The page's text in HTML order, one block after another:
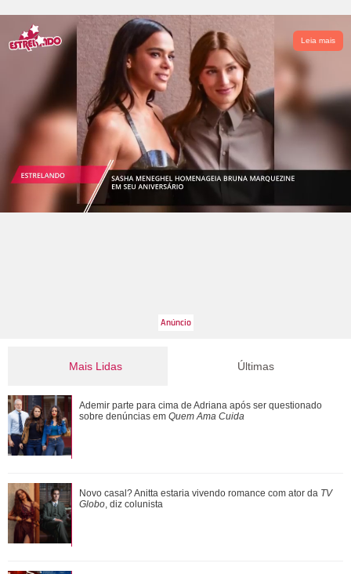
Leia mais
Mais Lidas
João Raul diz para Agrado que não está conseguindo
conviver com seu sucesso. Veja os resum...
Anitta abre o jogo sobre nova fase, mudanças no visual e
decisão polêmica nos shows
Últimas
Ademir parte para cima de Adriana após ser questionado
sobre denúncias em Quem Ama Cuida
Novo casal? Anitta estaria vivendo romance com ator da TV
Globo , diz colunista